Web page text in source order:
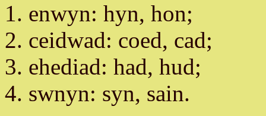
enwyn: hyn, hon;
ceidwad: coed, cad;
ehediad: had, hud;
swnyn: syn, sain.